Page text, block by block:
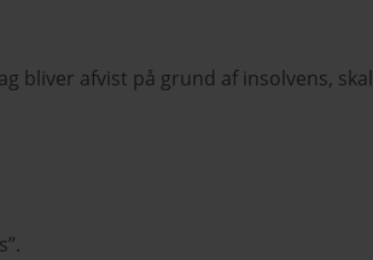
bliver afvist på grund af insolvens, skal